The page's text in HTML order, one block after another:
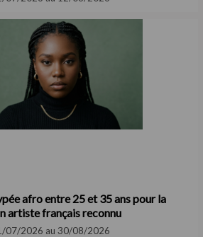
afro entre 25 et 35 ans pour la
artiste français reconnu
07/2026 au 30/08/2026